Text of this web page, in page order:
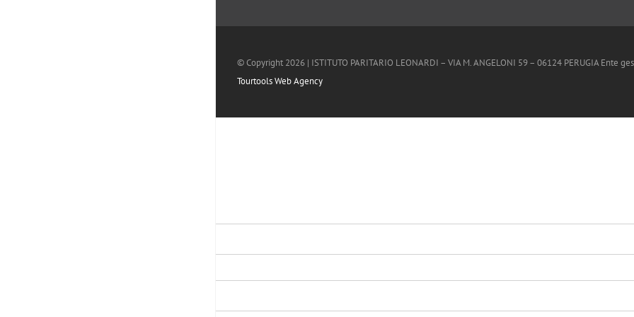
© Copyright 2026 | ISTITUTO PARITARIO LEONARDI – VIA M. ANGELONI 59 – 06124 PERUGIA Ente
Tourtools Web Agency